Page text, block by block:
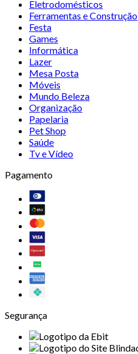
Eletrodomésticos
Ferramentas e Construção
Festa
Games
Informática
Lazer
Mesa Posta
Móveis
Mundo Beleza
Organização
Papelaria
Pet Shop
Saúde
Tv e Vídeo
Pagamento
Segurança